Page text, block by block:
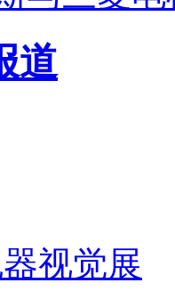
道
视觉展